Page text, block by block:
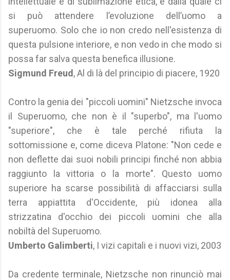
si può attendere l’evoluzione dell’uomo a
superuomo. Solo che io non credo nell'esistenza di
questa pulsione interiore, e non vedo in che modo si
possa far salva questa benefica illusione.
Sigmund Freud , Al di là del principio di piacere, 1920
Contro la genia dei "piccoli uomini" Nietzsche invoca
il Superuomo, che non è il "superbo", ma l'uomo
"superiore", che è tale perché rifiuta la
sottomissione e, come diceva Platone: "Non cede e
non deflette dai suoi nobili principi finché non abbia
raggiunto la vittoria o la morte". Questo uomo
superiore ha scarse possibilità di affacciarsi sulla
terra appiattita d'Occidente, più idonea alla
strizzatina d'occhio dei piccoli uomini che alla
nobiltà del Superuomo.
Umberto Galimberti, I vizi capitali e i nuovi vizi, 2003
Da credente terminale, Nietzsche non rinunciò mai